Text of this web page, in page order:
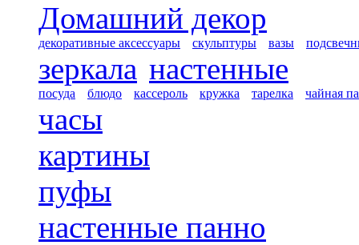
Домашний декор
декоративные аксессуары скульптуры вазы
зеркала настенные
посуда блюдо кассероль кружка тарелка чайная
часы
картины
пуфы
настенные панно